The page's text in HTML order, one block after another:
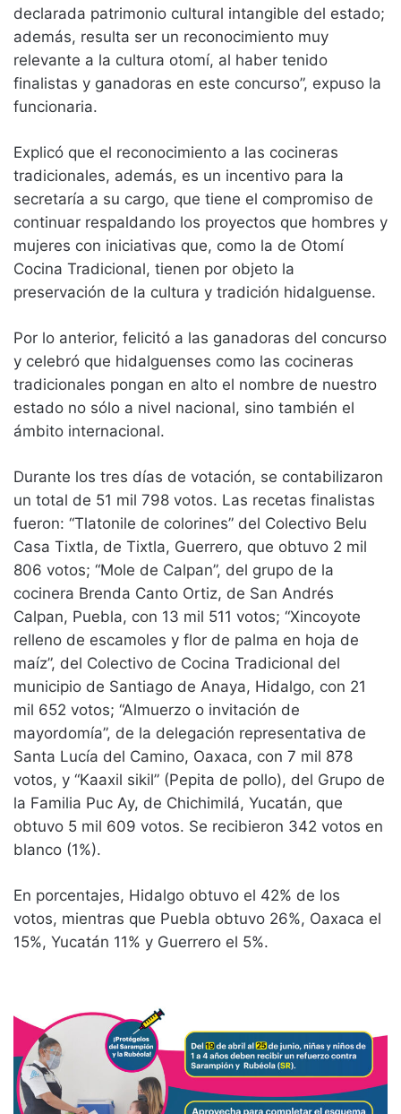
declarada patrimonio cultural intangible del estado;
además, resulta ser un reconocimiento muy
relevante a la cultura otomí, al haber tenido
finalistas y ganadoras en este concurso”, expuso la
funcionaria.
Explicó que el reconocimiento a las cocineras
tradicionales, además, es un incentivo para la
secretaría a su cargo, que tiene el compromiso de
continuar respaldando los proyectos que hombres y
mujeres con iniciativas que, como la de Otomí
Cocina Tradicional, tienen por objeto la
preservación de la cultura y tradición hidalguense.
Por lo anterior, felicitó a las ganadoras del concurso
y celebró que hidalguenses como las cocineras
tradicionales pongan en alto el nombre de nuestro
estado no sólo a nivel nacional, sino también el
ámbito internacional.
Durante los tres días de votación, se contabilizaron
un total de 51 mil 798 votos. Las recetas finalistas
fueron: “Tlatonile de colorines” del Colectivo Belu
Casa Tixtla, de Tixtla, Guerrero, que obtuvo 2 mil
806 votos; “Mole de Calpan”, del grupo de la
cocinera Brenda Canto Ortiz, de San Andrés
Calpan, Puebla, con 13 mil 511 votos; “Xincoyote
relleno de escamoles y flor de palma en hoja de
maíz”, del Colectivo de Cocina Tradicional del
municipio de Santiago de Anaya, Hidalgo, con 21
mil 652 votos; “Almuerzo o invitación de
mayordomía”, de la delegación representativa de
Santa Lucía del Camino, Oaxaca, con 7 mil 878
votos, y “Kaaxil sikil” (Pepita de pollo), del Grupo de
la Familia Puc Ay, de Chichimilá, Yucatán, que
obtuvo 5 mil 609 votos. Se recibieron 342 votos en
blanco (1%).
En porcentajes, Hidalgo obtuvo el 42% de los
votos, mientras que Puebla obtuvo 26%, Oaxaca el
15%, Yucatán 11% y Guerrero el 5%.